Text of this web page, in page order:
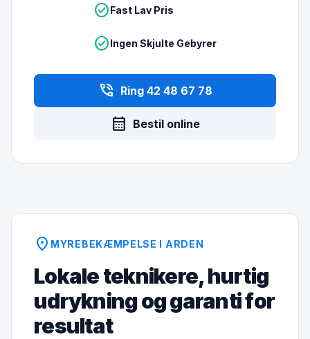
check_circleFast Lav Pris
check_circleIngen Skjulte Gebyrer
phone_in_talk Ring 42 48 67 78
calendar_month Bestil online
location_on MYREBEKÆMPELSE I ARDEN
Lokale teknikere, hurtig
udrykning og garanti for
resultat